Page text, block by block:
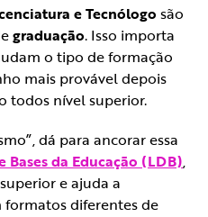
e Tecnólogo são
graduação. Isso importa
o tipo de formação
mais provável depois
todos nível superior.
dá para ancorar essa
Bases da Educação (LDB),
e ajuda a
diferentes de